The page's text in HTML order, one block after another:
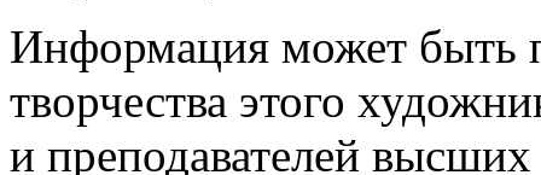
Информация может быть
творчества этого
и преподавателей